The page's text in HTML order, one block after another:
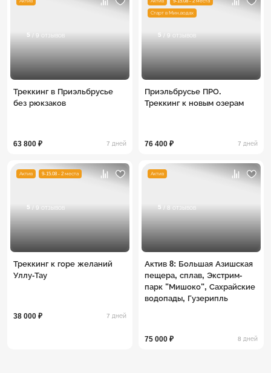
5 / 9 отзывов
Треккинг в Приэльбрусье
без рюкзаков
63 800 ₽ 7 дней
Старт в Мин.водах
5 / 9 отзывов
Приэльбрусье ПРО.
Треккинг к новым озерам
76 400 ₽ 7 дней
Актив 9-15.08 - 2 места
5 / 9 отзывов
Треккинг к горе желаний
Уллу-Тау
38 000 ₽ 7 дней
Актив
5 / 8 отзывов
Актив 8: Большая Азишская
пещера, сплав, Экстрим-
парк "Мишоко", Сахрайские
водопады, Гузерипль
75 000 ₽ 8 дней